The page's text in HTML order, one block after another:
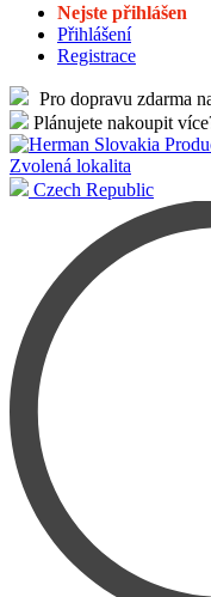
Nejste přihlášen
Přihlášení
Registrace
Pro dopravu zdarma
Plánujete nakoupit
Zvolená lokalita
Czech Republic